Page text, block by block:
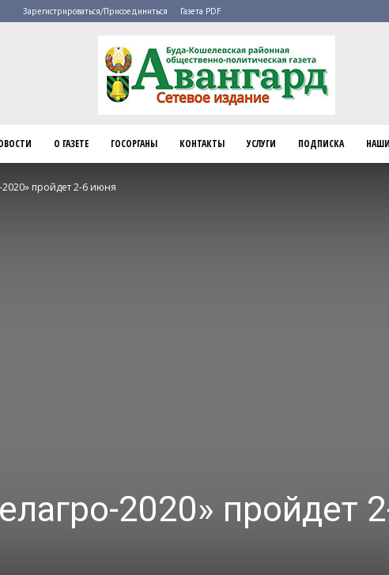
Зарегистрироваться/Присоединиться Газета PDF
Буда-
О ГАЗЕТЕ ГОСОРГАНЫ КОНТАКТЫ УСЛУГИ ПОДПИСКА
2020» пройдет 2-6 июня
2020» пройдет